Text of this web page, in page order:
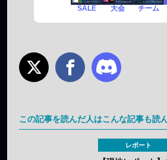
SALE 大会 チーム
この記事を読んだ人はこんな記事も読
レポート